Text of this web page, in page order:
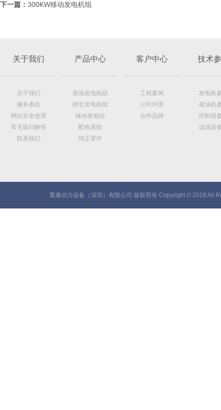
下一篇： 300KW移动发电机组
关于我们
关于我们
服务条款
网站安全使用
常见疑问解答
联系我们
产品中心
柴油发电机组
静音发电机组
移动发电站
配电系统
纯正零件
客户中心
工程案例
公司环境
合作品牌
技术
发电机
柴油机
控制器
滤清器
重康动力设备（深圳）有限公司 版权所有 Copyright © 2018 All